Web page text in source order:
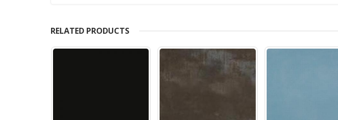
RELATED PRODUCTS